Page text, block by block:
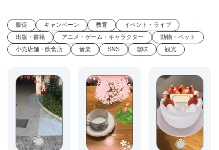
販促 キャンペーン 教育
イベント・ライブ
出版・書籍
アニメ・ゲーム・キャラクター
動物・ペット
小売店舗・飲食店
音楽 SNS 趣味 観光